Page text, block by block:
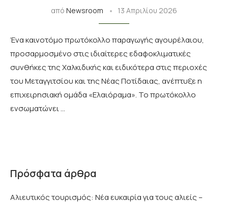
από Newsroom 13 Απριλίου 2026
Ένα καινοτόμο πρωτόκολλο παραγωγής αγουρέλαιου,
προσαρμοσμένο στις ιδιαίτερες εδαφοκλιματικές
συνθήκες της Χαλκιδικής και ειδικότερα στις περιοχές
του Μεταγγιτσίου και της Νέας Ποτίδαιας, ανέπτυξε η
επιχειρησιακή ομάδα «Ελαιόραμα». Το πρωτόκολλο
ενσωματώνει …
Πρόσφατα άρθρα
Αλιευτικός τουρισμός: Νέα ευκαιρία για τους αλιείς –